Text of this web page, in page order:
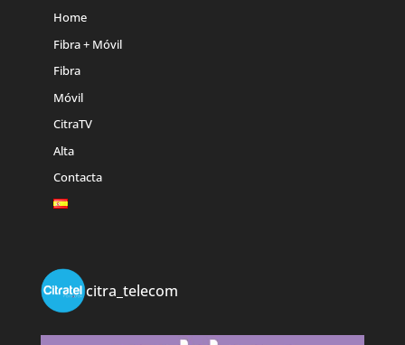
Home
Fibra + Móvil
Fibra
Móvil
CitraTV
Alta
Contacta
citra_telecom